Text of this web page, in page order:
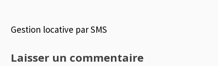
Navigation
de
Gestion locative par SMS
Laisser un commentaire